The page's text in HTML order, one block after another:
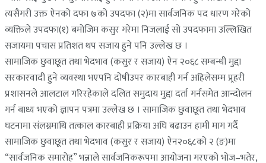
त्यसैगरी उक्त ऐनको दफा ७को उपदफा (२)मा सार्वजनिक पद धारण गरेको
व्यक्तिले उपदफा(१) बमोजिम कसुर गरेमा निजलाई सो उपदफामा उल्लिखित
सजायमा पचास प्रतिशत थप सजाय हुने पनि उल्लेख छ ।
सामाजिक छुवाछूत तथा भेदभाव (कसुर र सजाय) ऐन २०६८ सम्बन्धी मुद्दा
सरकारवादी हुने व्यवस्था भएपनि दोषीउपर कारबाही गर्न अहिलेसम्म प्र्रहरी
प्रशासनले आलटाल गरिरहेकाले दलित समुदाय मुद्दा दर्ता गर्नसमेत आन्दोलन
गर्न बाध्य भएको ज्ञापन पत्रमा उल्लेख छ । सामाजिक छुवाछूत तथा भेदभाव
घटनामा संलग्नमाथि तत्काल कारबाही प्रक्रिया अघि बढाउन हामी माग गर्दै
सामाजिक छुवाछूत तथा भेदभाव (कसुर र सजाय) ऐन२०६८को २ (ङ)मा
“सार्वजनिक समारोह” भन्नाले सार्वजनिकरूपमा आयोजना गरएको भोज–भतेर,